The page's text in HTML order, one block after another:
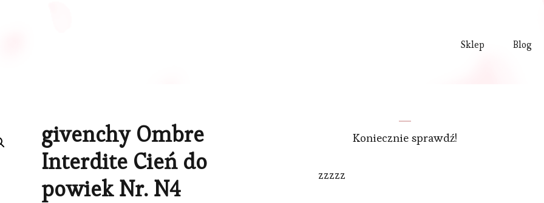
Sklep Blog
givenchy Ombre
Interdite Cień do
powiek Nr. N4
Koniecznie sprawdź!
zzzzz